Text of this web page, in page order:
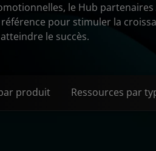
le Hub partenaires
pour stimuler la
le succès.
produit Ressources par